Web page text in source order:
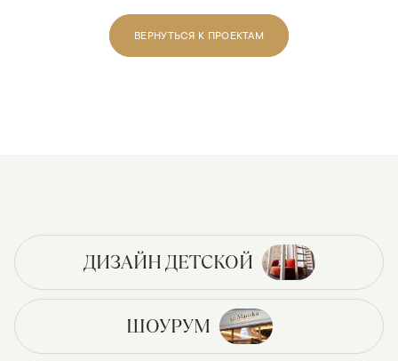
ВЕРНУТЬСЯ К ПРОЕКТАМ
ДИЗАЙН ДЕТСКОЙ
ШОУРУМ